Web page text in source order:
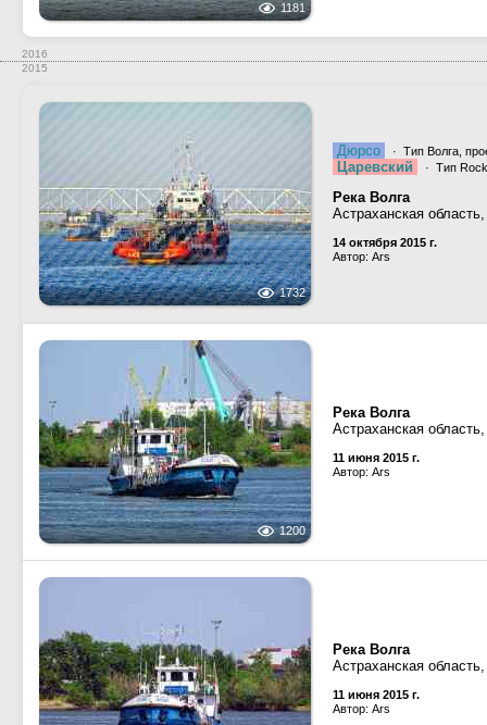
1181
2016
2015
1732
Дюрсо · Тип Волга,
Царевский · Тип
Река Волга
Астраханская
14 октября 2015 г.
Автор: Ars
1200
Река Волга
Астраханская
11 июня 2015 г.
Автор: Ars
Река Волга
Астраханская
11 июня 2015 г.
Автор: Ars